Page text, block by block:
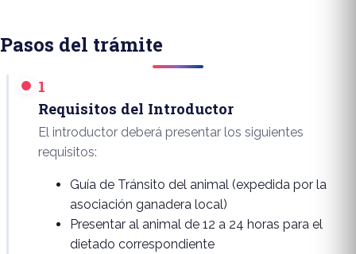
Pasos del trámite
1
Requisitos del Introductor
El introductor deberá presentar los siguientes
requisitos:
Guía de Tránsito del animal (expedida por la
asociación ganadera local)
Presentar al animal de 12 a 24 horas para el
dietado correspondiente